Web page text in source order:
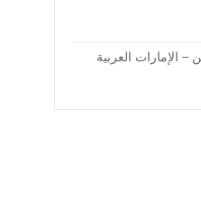
– الإمارات العربية